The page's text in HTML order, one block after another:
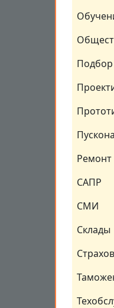
Ремонт
САПР
СМИ
Склады